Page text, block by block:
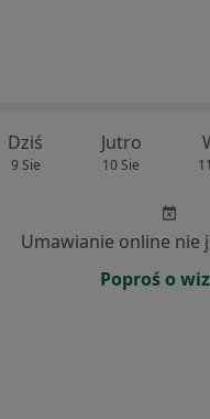
Dziś
9 Sie
Jutro
10 Sie
Umawianie online nie
Poproś o